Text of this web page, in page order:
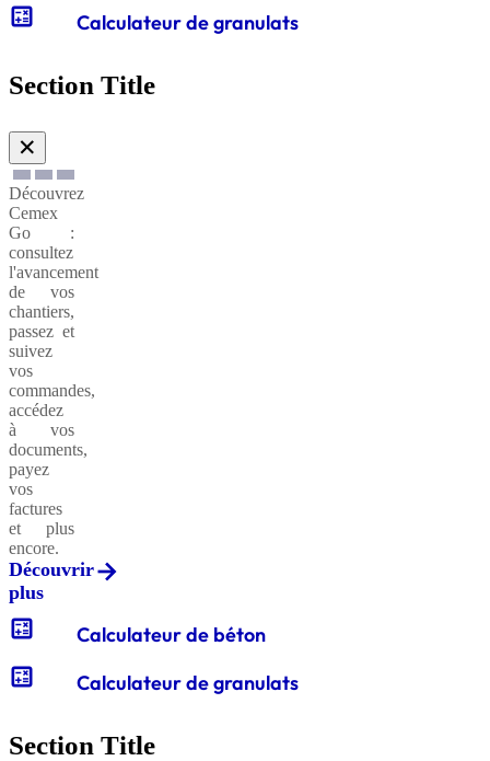
calculate Calculateur de granulats
Section Title
✕
Découvrez
Cemex
Go :
consultez
l'avancement
de vos
chantiers,
passez et
suivez
vos
commandes,
accédez
à vos
documents,
payez
vos
factures
et plus
encore.
Découvrir
plus
calculate Calculateur de béton
calculate Calculateur de granulats
Section Title